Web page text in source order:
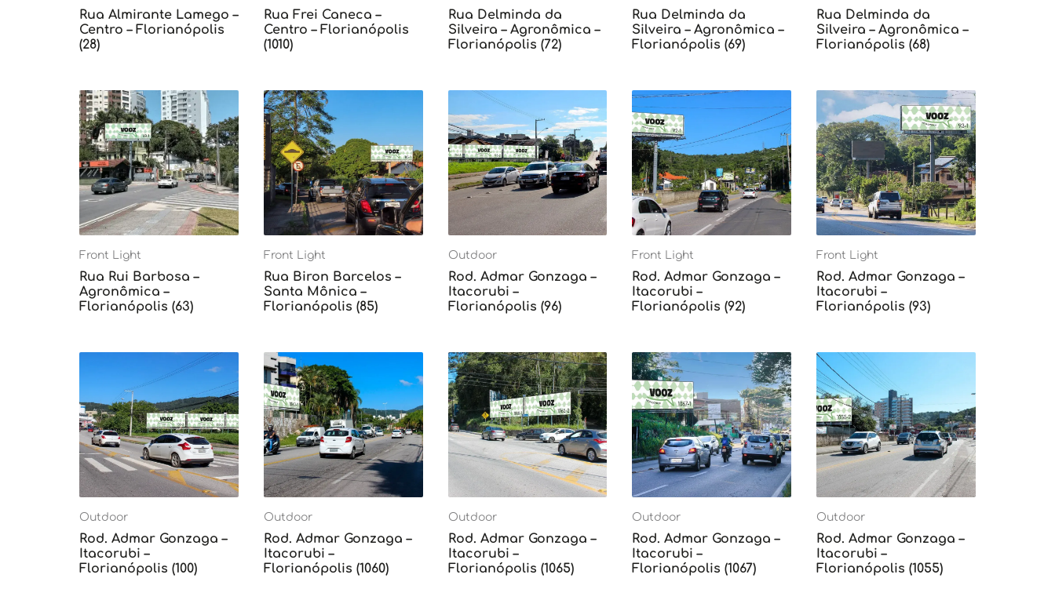
Rua Almirante Lamego –
Centro – Florianópolis
(28)
Rua Frei Caneca –
Centro – Florianópolis
(1010)
Rua Delminda da
Silveira – Agronômica –
Florianópolis (72)
Rua Delminda da
Silveira – Agronômica –
Florianópolis (69)
Rua Delminda da
Silveira – Agronômica –
Florianópolis (68)
Front Light
Rua Rui Barbosa –
Agronômica –
Florianópolis (63)
Front Light
Rua Biron Barcelos –
Santa Mônica –
Florianópolis (85)
Outdoor
Rod. Admar Gonzaga –
Itacorubi –
Florianópolis (96)
Front Light
Rod. Admar Gonzaga –
Itacorubi –
Florianópolis (92)
Front Light
Rod. Admar Gonzaga –
Itacorubi –
Florianópolis (93)
Outdoor
Rod. Admar Gonzaga –
Itacorubi –
Florianópolis (100)
Outdoor
Rod. Admar Gonzaga –
Itacorubi –
Florianópolis (1060)
Outdoor
Rod. Admar Gonzaga –
Itacorubi –
Florianópolis (1065)
Outdoor
Rod. Admar Gonzaga –
Itacorubi –
Florianópolis (1067)
Outdoor
Rod. Admar Gonzaga –
Itacorubi –
Florianópolis (1055)